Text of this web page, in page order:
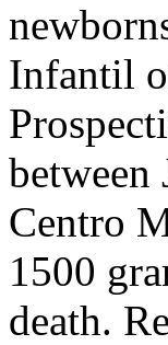
Infantil
between
Centro
1500
death.